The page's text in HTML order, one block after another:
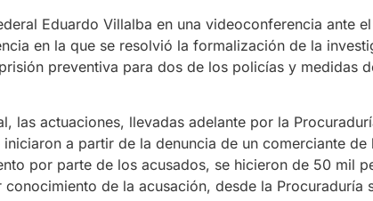
Eduardo Villalba en una videoconferencia ante
en la que se resolvió la formalización de la
preventiva para dos de los policías y medidas
las actuaciones, llevadas adelante por la
a partir de la denuncia de un comerciante
por parte de los acusados, se hicieron de 50 mil
de la acusación, desde la Procuraduría